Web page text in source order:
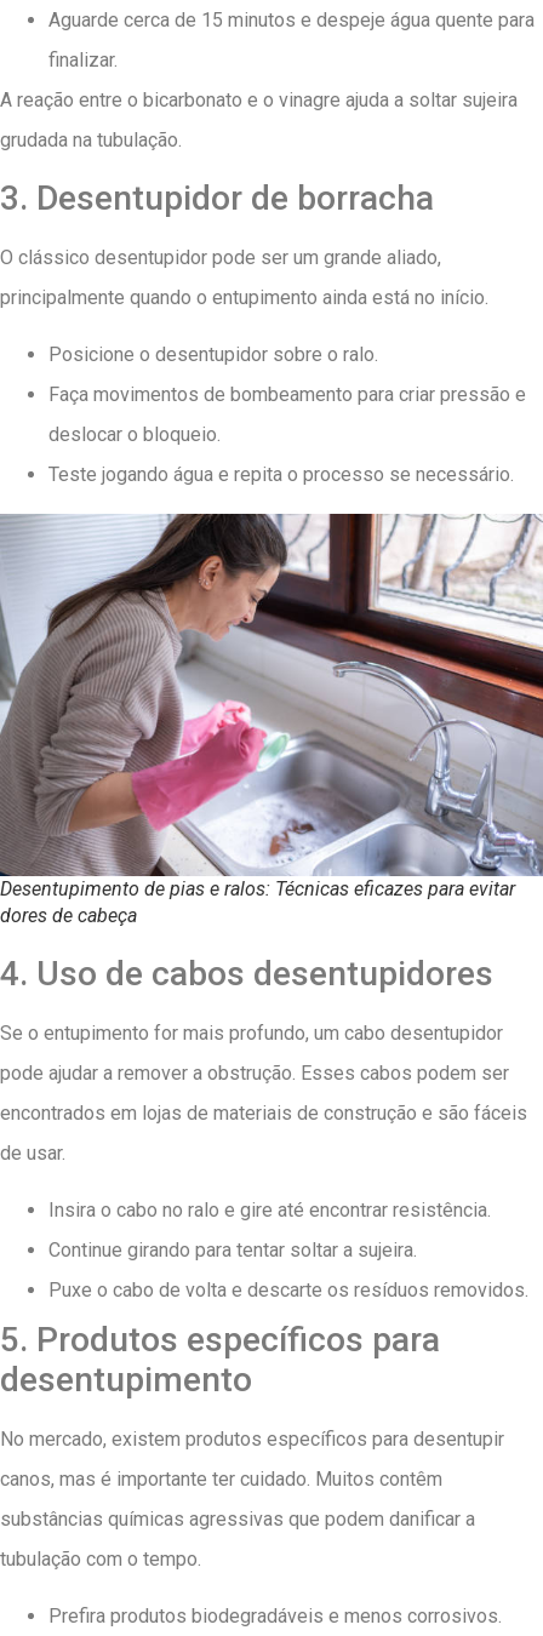
Aguarde cerca de 15 minutos e despeje água quente para
finalizar.
A reação entre o bicarbonato e o vinagre ajuda a soltar sujeira
grudada na tubulação.
3. Desentupidor de borracha
O clássico desentupidor pode ser um grande aliado,
principalmente quando o entupimento ainda está no início.
Posicione o desentupidor sobre o ralo.
Faça movimentos de bombeamento para criar pressão e
deslocar o bloqueio.
Teste jogando água e repita o processo se necessário.
Desentupimento de pias e ralos: Técnicas eficazes para evitar
dores de cabeça
4. Uso de cabos desentupidores
Se o entupimento for mais profundo, um cabo desentupidor
pode ajudar a remover a obstrução. Esses cabos podem ser
encontrados em lojas de materiais de construção e são fáceis
de usar.
Insira o cabo no ralo e gire até encontrar resistência.
Continue girando para tentar soltar a sujeira.
Puxe o cabo de volta e descarte os resíduos removidos.
5. Produtos específicos para
desentupimento
No mercado, existem produtos específicos para desentupir
canos, mas é importante ter cuidado. Muitos contêm
substâncias químicas agressivas que podem danificar a
tubulação com o tempo.
Prefira produtos biodegradáveis e menos corrosivos.